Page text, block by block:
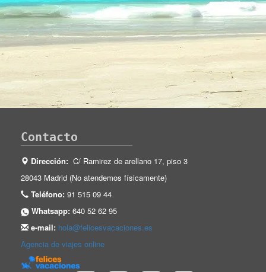
Contacto
Dirección: C/ Ramirez de arellano 17, piso 3
28043 Madrid (No atendemos físicamente)
Teléfono: 91 515 09 44
Whatsapp: 640 52 62 95
e-mail: hola@felicesvacaciones.es
Agencia de viajes online